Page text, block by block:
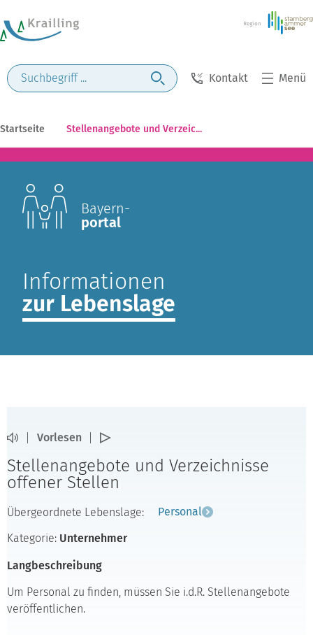
Kontakt Menü
Startseite Stellenangebote und Verzeic...
Bayern-
portal
Informationen
zur Lebenslage
Vorlesen
Stellenangebote und Verzeichnisse
offener Stellen
Übergeordnete Lebenslage: Personal
Kategorie: Unternehmer
Langbeschreibung
Um Personal zu finden, müssen Sie i.d.R. Stellenangebote
veröffentlichen.